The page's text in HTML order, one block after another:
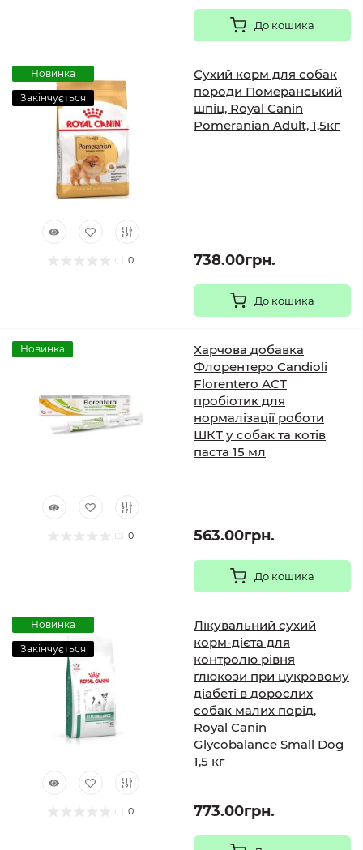
До кошика
Новинка
Закінчується
0
Сухий корм для собак
породи Померанський
шпіц, Royal Canin
Pomeranian Adult, 1,5кг
738.00грн.
До кошика
Новинка
0
Харчова добавка
Флорентеро Candioli
Florentero АСТ
пробіотик для
нормалізації роботи
ШКТ у собак та котів
паста 15 мл
563.00грн.
До кошика
Новинка
Закінчується
0
Лікувальний сухий
корм-дієта для
контролю рівня
глюкози при цукровому
діабеті в дорослих
собак малих порід,
Royal Canin
Glycobalance Small Dog
1,5 кг
773.00грн.